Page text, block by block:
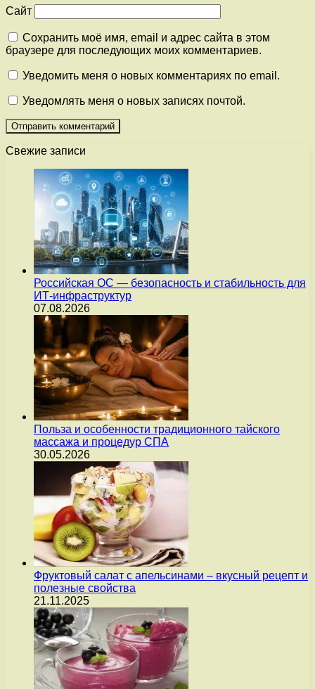
Сайт
Сохранить моё имя, email и адрес сайта в этом
браузере для последующих моих комментариев.
Уведомить меня о новых комментариях по email.
Уведомлять меня о новых записях почтой.
Свежие записи
Российская ОС — безопасность и стабильность для
ИТ-инфраструктур
07.08.2026
Польза и особенности традиционного тайского
массажа и процедур СПА
30.05.2026
Фруктовый салат с апельсинами – вкусный рецепт и
полезные свойства
21.11.2025